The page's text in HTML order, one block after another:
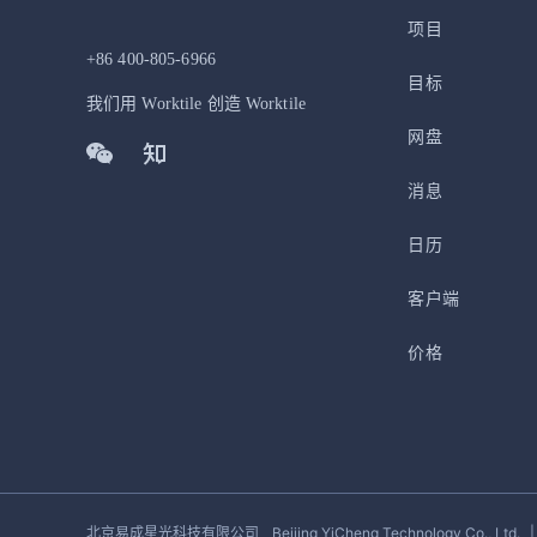
+86 400-805-6966
我们用 Worktile 创造 Worktile
项目
目标
网盘
消息
日历
客户端
价格
北京易成星光科技有限公司 Beijing YiCheng Technology Co., Ltd.